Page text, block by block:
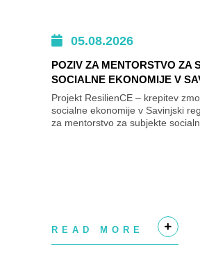
05.08.2026
POZIV ZA MENTORSTVO ZA
SOCIALNE EKONOMIJE V
Projekt ResilienCE – krepitev
socialne ekonomije v Savinjski
za mentorstvo za subjekte
READ MORE
+